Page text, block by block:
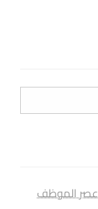
عصر الموظف